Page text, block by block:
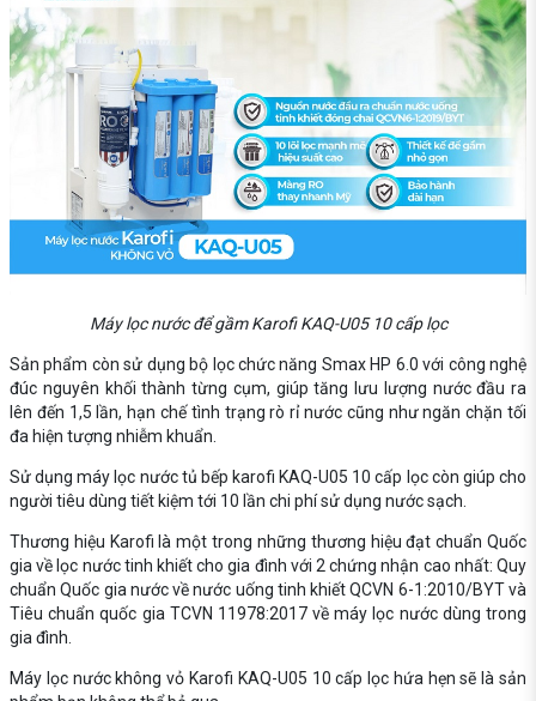
Máy lọc nước để gầm Karofi KAQ-U05 10 cấp lọc
Sản phẩm còn sử dụng bộ lọc chức năng Smax HP 6.0 với công nghệ
đúc nguyên khối thành từng cụm, giúp tăng lưu lượng nước đầu ra
lên đến 1,5 lần, hạn chế tình trạng rò rỉ nước cũng như ngăn chặn tối
đa hiện tượng nhiễm khuẩn.
Sử dụng máy lọc nước tủ bếp karofi KAQ-U05 10 cấp lọc còn giúp cho
người tiêu dùng tiết kiệm tới 10 lần chi phí sử dụng nước sạch.
Thương hiệu Karofi là một trong những thương hiệu đạt chuẩn Quốc
gia về lọc nước tinh khiết cho gia đình với 2 chứng nhận cao nhất: Quy
chuẩn Quốc gia nước về nước uống tinh khiết QCVN 6-1:2010/BYT và
Tiêu chuẩn quốc gia TCVN 11978:2017 về máy lọc nước dùng trong
gia đình.
Máy lọc nước không vỏ Karofi KAQ-U05 10 cấp lọc hứa hẹn sẽ là sản